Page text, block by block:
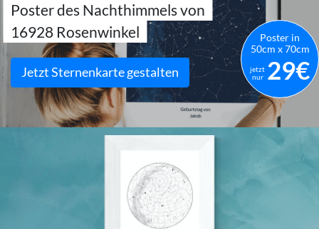
Poster des Nachthimmels von
16928 Rosenwinkel
Jetzt Sternenkarte gestalten
Poster in
50cm x 70cm
jetzt
nur 29€